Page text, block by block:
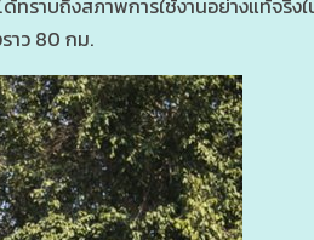
ราบถึงสภาพการใช้งานอย่างแท้จริง
าว 80 กม.